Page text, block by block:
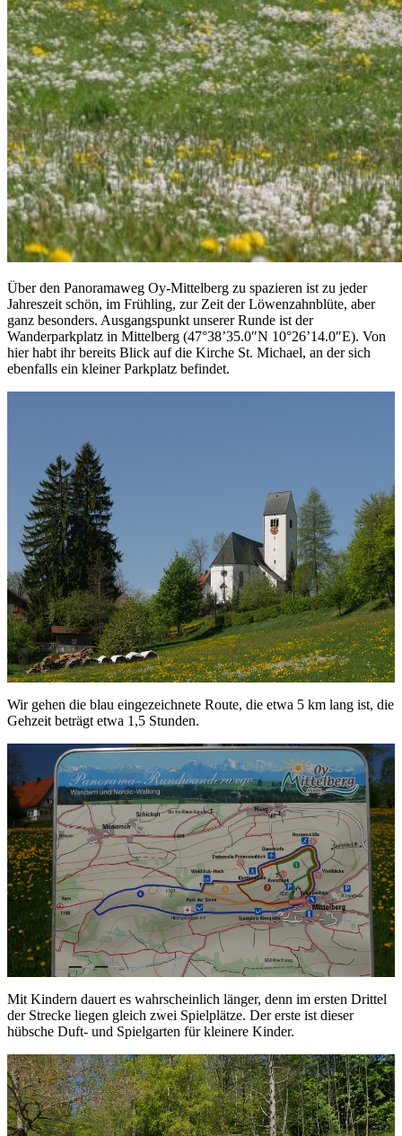
Über den Panoramaweg Oy-Mittelberg zu spazieren ist zu jeder
Jahreszeit schön, im Frühling, zur Zeit der Löwenzahnblüte, aber
ganz besonders. Ausgangspunkt unserer Runde ist der
Wanderparkplatz in Mittelberg (47°38’35.0″N 10°26’14.0″E). Von
hier habt ihr bereits Blick auf die Kirche St. Michael, an der sich
ebenfalls ein kleiner Parkplatz befindet.
Wir gehen die blau eingezeichnete Route, die etwa 5 km lang ist, die
Gehzeit beträgt etwa 1,5 Stunden.
Mit Kindern dauert es wahrscheinlich länger, denn im ersten Drittel
der Strecke liegen gleich zwei Spielplätze. Der erste ist dieser
hübsche Duft- und Spielgarten für kleinere Kinder.